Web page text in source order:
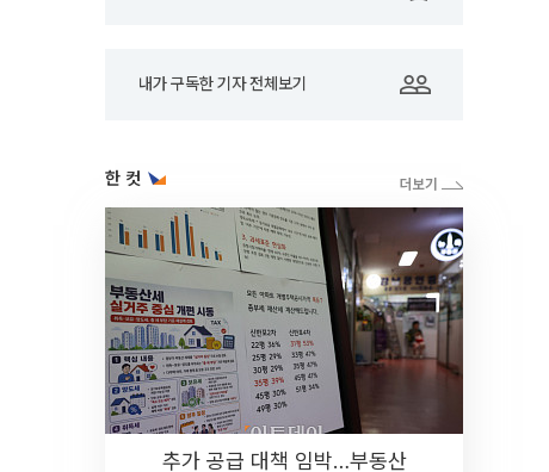
내가 구독한 기자 전체보기
한 컷
추가 공급 대책 임박…부동산